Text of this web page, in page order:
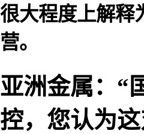
很大程度上解释
营。
亚洲金属：“
控，您认为